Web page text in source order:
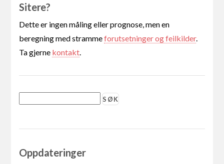
Sitere?
Dette er ingen måling eller prognose, men en
beregning med strammeforutsetninger og feilkilder.
Ta gjerne kontakt.
Oppdateringer